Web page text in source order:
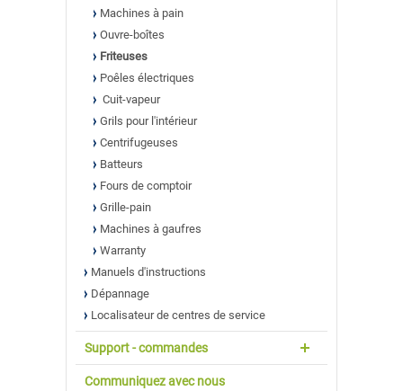
Machines à pain
Ouvre-boîtes
Friteuses
Poêles électriques
Cuit-vapeur
Grils pour l'intérieur
Centrifugeuses
Batteurs
Fours de comptoir
Grille-pain
Machines à gaufres
Warranty
Manuels d'instructions
Dépannage
Localisateur de centres de service
Support - commandes
Communiquez avec nous